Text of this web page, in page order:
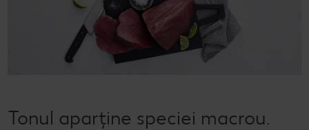
Cu Kaufland Card alimentezi ușor
Dicționar de alimente
Vreau din România
Rețete by Kitchen Affair
Ce gătim azi?
Rețete de prăjituri
Codul Grataragiului NOU
Ieftin și bun
Tonul aparține speciei macrou.